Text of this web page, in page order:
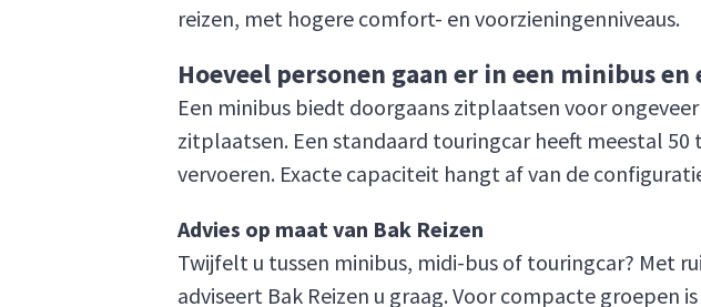
reizen, met hogere comfort- en voorzieningenniveaus.
Hoeveel personen gaan er in een minibus
Een minibus biedt doorgaans zitplaatsen voor
zitplaatsen. Een standaard touringcar heeft meestal 50
vervoeren. Exacte capaciteit hangt af van de
Advies op maat van Bak Reizen
Twijfelt u tussen minibus, midi-bus of touringcar? Met
adviseert Bak Reizen u graag. Voor compacte groepen